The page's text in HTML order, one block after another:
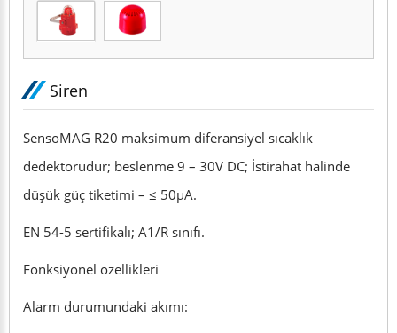
Siren
SensoMAG R20 maksimum diferansiyel sıcaklık
dedektorüdür; beslenme 9 – 30V DC; İstirahat halinde
düşük güç tiketimi – ≤ 50μA.
EN 54-5 sertifikalı; A1/R sınıfı.
Fonksiyonel özellikleri
Alarm durumundaki akımı: